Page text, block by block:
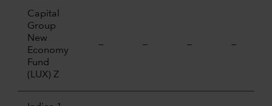
Capital
Group
New
Economy
Fund
(LUX) Z
— — — —